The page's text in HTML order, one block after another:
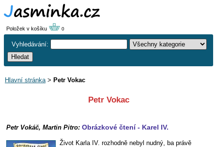
Položek v košíku 0
Vyhledávání:
Hlavní stránka> Petr Vokac
Petr Vokac
Petr Vokáč, Martin Pitro: Obrázkové čtení - Karel IV.
Život Karla IV. rozhodně nebyl nudný, ba právě